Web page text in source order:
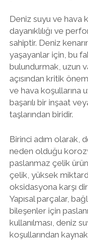
Deniz suyu ve hava
dayanıklılığı ve
sahiptir. Deniz
yaşayanlar için, bu
bulundurmak, uzun
açısından kritik
ve hava koşullarına
başarılı bir inşaat
taşlarından biridir.
Birinci adım olarak,
neden olduğu
paslanmaz çelik
çelik, yüksek
oksidasyona karşı
Yapısal parçalar,
bileşenler için
kullanılması, deniz
koşullarından